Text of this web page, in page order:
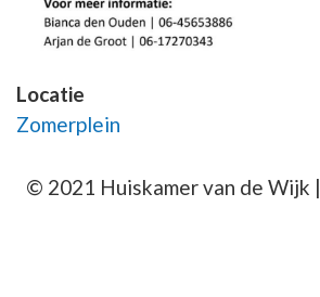
Locatie
Zomerplein
© 2021 Huiskamer van de Wijk |